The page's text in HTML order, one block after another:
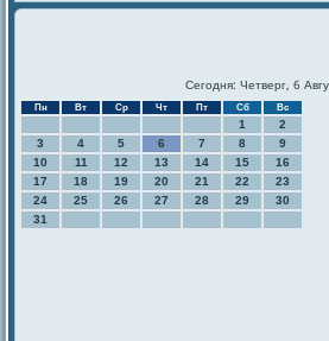
Сегодня: Четверг, 6
Пн Вт Ср Чт Пт Сб Вс
1
2
3
4 5 6 7 8
9
10
11 12 13 14 15
16
17
18 19 20 21 22
23
24
25 26 27 28 29
30
31